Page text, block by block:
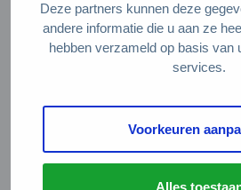
Deze partners kunnen deze
andere informatie die u aan ze
hebben verzameld op basis van
services.
Voorkeuren
Alles
Servicepunt Team
Veelgestelde vragen
De Natuur en Milieufederaties
Arthur van Schendelstraat 600